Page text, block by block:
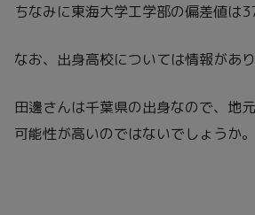
ちなみに東海大学工学部の偏差値は
なお、出身高校については情報があ
田邊さんは千葉県の出身なので、地
可能性が高いのではないでしょうか。